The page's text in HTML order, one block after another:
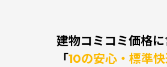
建物コミコミ価格
「10の安心・標準